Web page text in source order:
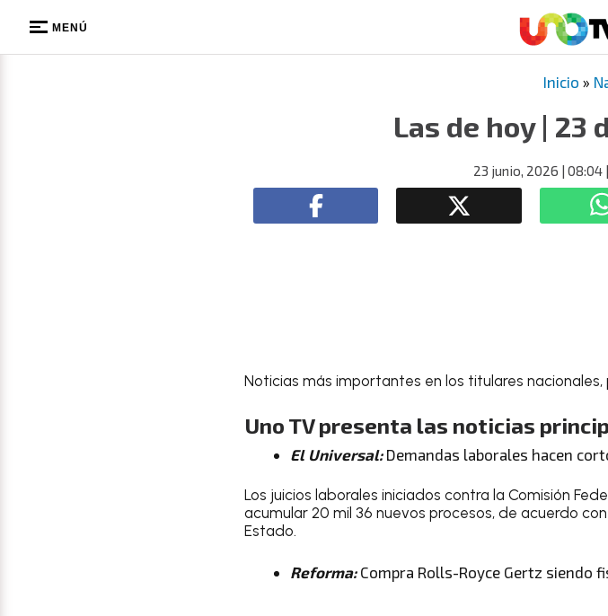
MENÚ
Inicio »
Las de hoy | 23
23 junio, 2026 | 08:04|
Noticias más importantes en los titulares nacionales,
Uno TV presenta las noticias
El Universal:Demandas laborales hacen
Los juicios laborales iniciados contra la Comisión
acumular 20 mil 36 nuevos procesos, de acuerdo
Estado.
Reforma:Compra Rolls-Royce Gertz siendo